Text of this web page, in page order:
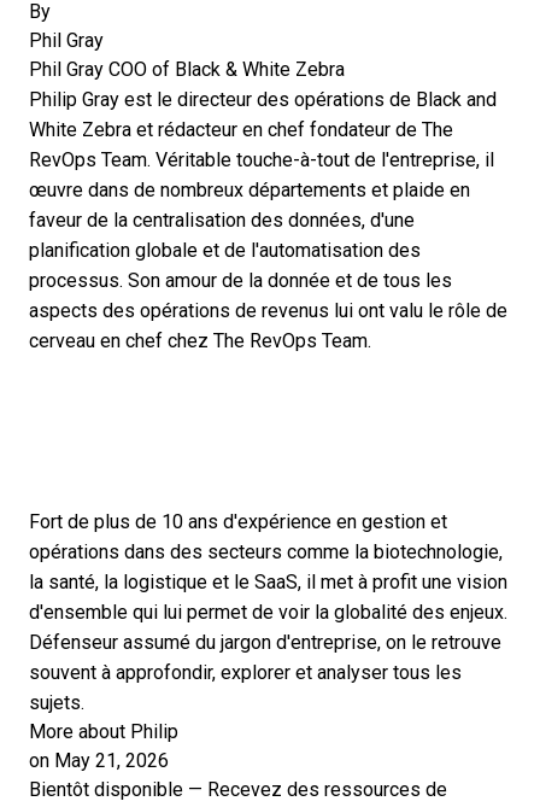
By
Phil Gray
Phil Gray COO of Black & White Zebra
Philip Gray est le directeur des opérations de Black and
White Zebra et rédacteur en chef fondateur de The
RevOps Team. Véritable touche-à-tout de l'entreprise, il
œuvre dans de nombreux départements et plaide en
faveur de la centralisation des données, d'une
planification globale et de l'automatisation des
processus. Son amour de la donnée et de tous les
aspects des opérations de revenus lui ont valu le rôle de
cerveau en chef chez The RevOps Team.
Fort de plus de 10 ans d'expérience en gestion et
opérations dans des secteurs comme la biotechnologie,
la santé, la logistique et le SaaS, il met à profit une vision
d'ensemble qui lui permet de voir la globalité des enjeux.
Défenseur assumé du jargon d'entreprise, on le retrouve
souvent à approfondir, explorer et analyser tous les
sujets.
More about Philip
on May 21, 2026
Bientôt disponible — Recevez des ressources de